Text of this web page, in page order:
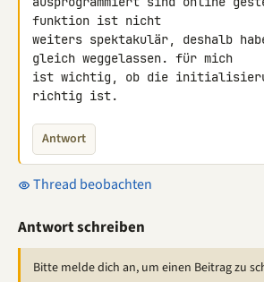
funktion ist nicht
weiters spektakulär, deshalb
gleich weggelassen. für mich
ist wichtig, ob die
richtig ist.
Antwort
Thread beobachten
Antwort schreiben
Bitte melde dich an, um einen Beitrag zu